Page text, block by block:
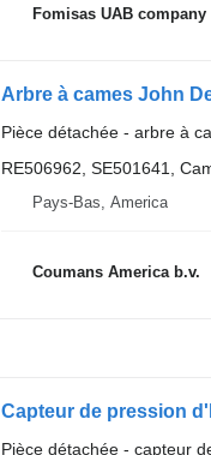
Fomisas UAB company
Arbre à cames John
Pièce détachée - arbre à
RE506962, SE501641,
Pays-Bas, America
Coumans America b.v.
Capteur de pression
Pièce détachée - capteur